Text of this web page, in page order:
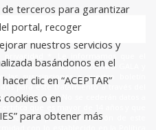
es FUNDACIÓN ANTONIO GALA y
las suscripciones a nuestro boletín
para este tratamiento a través del
en este acto. No se cederán datos a
que es mayor de 14 años y que
para la prestación de este
terceros para garantizar
portal, recoger
nuestros servicios y
basándonos en el
clic en “ACEPTAR”
o en
para obtener más